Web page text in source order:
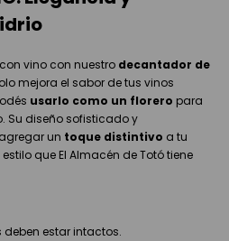
vino con nuestro decantador de
mejora el sabor de tus vinos
usarlo como un florero para
Su diseño sofisticado y
un toque distintivo a tu
que El Almacén de Totó tiene
deben estar intactos.